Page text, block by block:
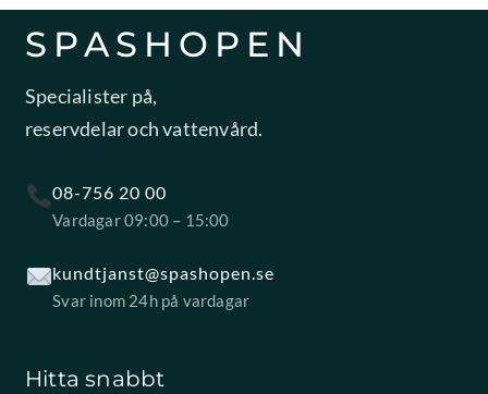
SPASHOPEN
Specialister på,
reservdelar och vattenvård.
08-756 20 00
Vardagar 09:00 – 15:00
kundtjanst@spashopen.se
Svar inom 24h på vardagar
Hitta snabbt